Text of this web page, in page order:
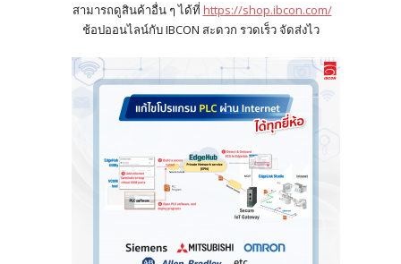
สามารถดูสินค้าอื่น ๆ ได้ที่ https://shop.ibcon.com/
ช้อปออนไลน์กับ IBCON สะดวก รวดเร็ว จัดส่งไว